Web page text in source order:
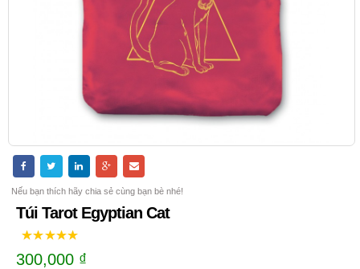
Nếu bạn thích hãy chia sẻ cùng bạn bè nhé!
Túi Tarot Egyptian Cat
300,000 ₫